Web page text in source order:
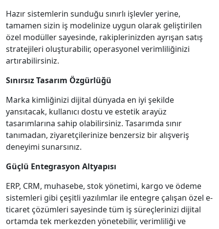
Hazır sistemlerin sunduğu sınırlı işlevler yerine,
tamamen sizin iş modelinize uygun olarak geliştirilen
özel modüller sayesinde, rakiplerinizden ayrışan satış
stratejileri oluşturabilir, operasyonel verimliliğinizi
artırabilirsiniz.
Sınırsız Tasarım Özgürlüğü
Marka kimliğinizi dijital dünyada en iyi şekilde
yansıtacak, kullanıcı dostu ve estetik arayüz
tasarımlarına sahip olabilirsiniz. Tasarımda sınır
tanımadan, ziyaretçilerinize benzersiz bir alışveriş
deneyimi sunarsınız.
Güçlü Entegrasyon Altyapısı
ERP, CRM, muhasebe, stok yönetimi, kargo ve ödeme
sistemleri gibi çeşitli yazılımlar ile entegre çalışan özel e-
ticaret çözümleri sayesinde tüm iş süreçlerinizi dijital
ortamda tek merkezden yönetebilir, verimliliği ve